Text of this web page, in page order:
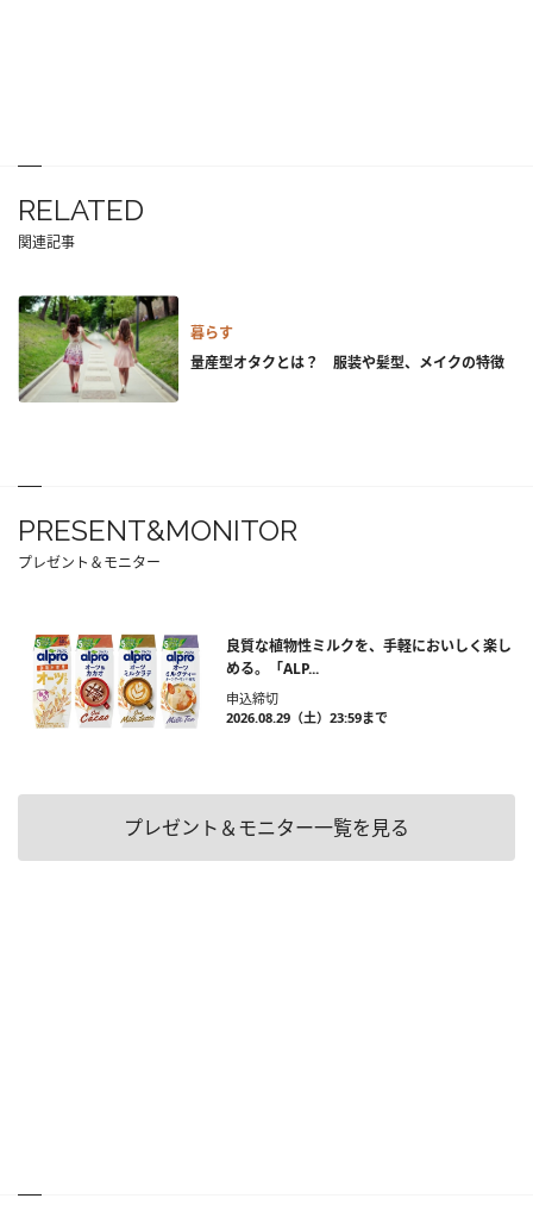
RELATED
関連記事
暮らす
量産型オタクとは？ 服装や髪型、メイクの特徴
PRESENT&MONITOR
プレゼント＆モニター
良質な植物性ミルクを、手軽においしく楽し
める。「ALP...
申込締切
2026.08.29（土）23:59まで
プレゼント＆モニター一覧を見る